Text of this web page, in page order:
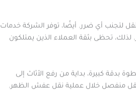
لتجنب أي ضرر. أيضًا، توفر الشركة خدمات
تحظى بثقة العملاء الذين يمتلكون
بدقة كبيرة، بداية من رفع الأثاث إلى
نقل منفصل خلال عملية نقل عفش الظهر.